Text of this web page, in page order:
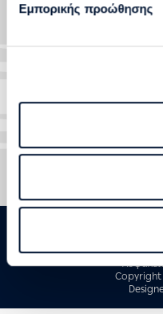
Εμπορικής προώθησης
Περραιβού 20 &
Ακολουθήστε μας
Copyright